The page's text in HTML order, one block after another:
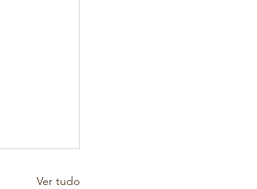
Ver tudo